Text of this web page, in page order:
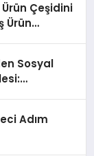
Çeşidini
Ürün
Sosyal
Adım